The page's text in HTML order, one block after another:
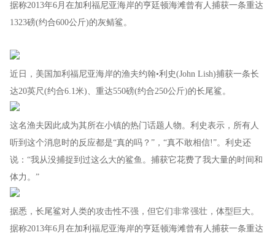
据称2013年6月在加利福尼亚海岸的亨廷顿海滩曾有人捕获一条重达
1323磅(约合600公斤)的灰鲭鲨。
近日，美国加利福尼亚海岸的渔夫约翰•利史(John Lish)捕获一条长
达20英尺(约合6.1米)、重达550磅(约合250公斤)的长尾鲨。
这名渔夫因此成为其所在小镇的热门话题人物。利史表示，所有人
听到这个消息时的反应都是“真的吗？”，“真不敢相信!”。利史还
说：“我从没捕捉到过这么大的鲨鱼。捕获它花费了我大量的时间和
体力。”
据悉，长尾鲨对人类的攻击性不强，但它们非常强壮，体型巨大。
据称2013年6月在加利福尼亚海岸的亨廷顿海滩曾有人捕获一条重达